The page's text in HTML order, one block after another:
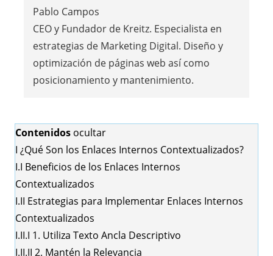
Pablo Campos
CEO y Fundador de Kreitz. Especialista en
estrategias de Marketing Digital. Diseño y
optimización de páginas web así como
posicionamiento y mantenimiento.
Contenidos ocultar
I ¿Qué Son los Enlaces Internos Contextualizados?
I.I Beneficios de los Enlaces Internos
Contextualizados
I.II Estrategias para Implementar Enlaces Internos
Contextualizados
I.II.I 1. Utiliza Texto Ancla Descriptivo
I.II.II 2. Mantén la Relevancia